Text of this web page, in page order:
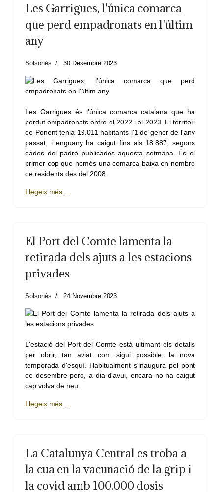
Les Garrigues, l'única comarca
que perd empadronats en l'últim
any
Solsonès 30 Desembre 2023
Les Garrigues és l'única comarca catalana que ha
perdut empadronats entre el 2022 i el 2023. El territori
de Ponent tenia 19.011 habitants l'1 de gener de l'any
passat, i enguany ha caigut fins als 18.887, segons
dades del padró publicades aquesta setmana. És el
primer cop que només una comarca baixa en nombre
de residents des del 2008.
Llegeix més …
El Port del Comte lamenta la
retirada dels ajuts a les estacions
privades
Solsonès 24 Novembre 2023
L'estació del Port del Comte està ultimant els detalls
per obrir, tan aviat com sigui possible, la nova
temporada d'esquí. Habitualment s'inaugura pel pont
de desembre però, a dia d'avui, encara no ha caigut
cap volva de neu.
Llegeix més …
La Catalunya Central es troba a
la cua en la vacunació de la grip i
la covid amb 100.000 dosis